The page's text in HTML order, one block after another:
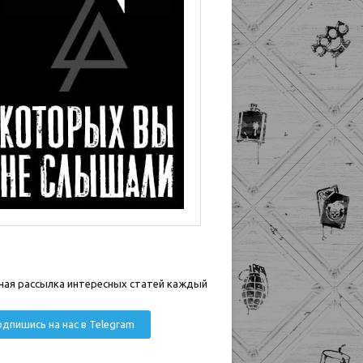
рассылка интересных статей каждый
на нас в Telegram